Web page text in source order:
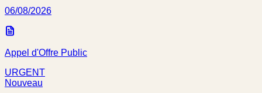
06/08/2026
Appel d'Offre Public
URGENT
Nouveau